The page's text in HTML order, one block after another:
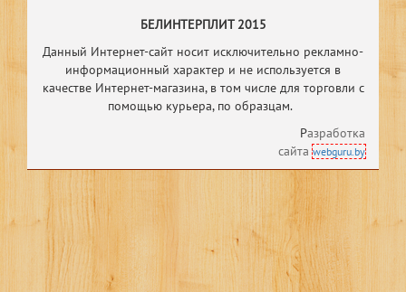
БЕЛИНТЕРПЛИТ 2015
Данный Интернет-сайт носит исключительно рекламно-
информационный характер и не используется в
качестве Интернет-магазина, в том числе для торговли с
помощью курьера, по образцам.
Разработка
сайтаwebguru.by